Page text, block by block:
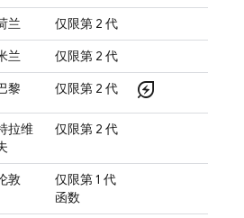
兰 仅限第 2 代
兰 仅限第 2 代
黎 仅限第 2 代 energy_savings_leaf
拉维
仅限第 2 代
敦
仅限第 1 代
函数